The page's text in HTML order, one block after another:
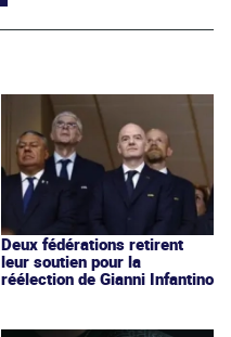
Deux fédérations retirent
leur soutien pour la
réélection de Gianni Infantino